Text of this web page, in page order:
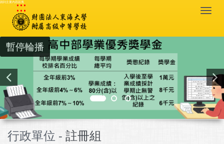
跳到主要內容區塊
:::
暫停輪播
行政單位 - 註冊組